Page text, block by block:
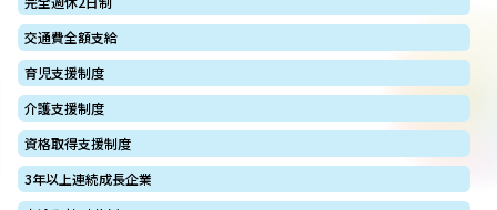
交通費全額支給
育児支援制度
介護支援制度
資格取得支援制度
3年以上連続成長企業